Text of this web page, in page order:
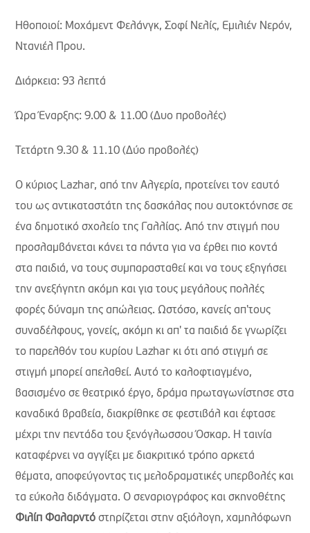
Ηθοποιοί: Μοχάμεντ Φελάνγκ, Σοφί Νελίς, Εμιλιέν Νερόν,
Ντανιέλ Πρου.
Διάρκεια: 93 λεπτά
Ώρα Έναρξης: 9.00 & 11.00 (Δυο προβολές)
Τετάρτη 9.30 & 11.10 (Δύο προβολές)
O κύριος Lazhar, από την Αλγερία, προτείνει τον εαυτό
του ως αντικαταστάτη της δασκάλας που αυτοκτόνησε σε
ένα δημοτικό σχολείο της Γαλλίας. Από την στιγμή που
προσλαμβάνεται κάνει τα πάντα για να έρθει πιο κοντά
στα παιδιά, να τους συμπαρασταθεί και να τους εξηγήσει
την ανεξήγητη ακόμη και για τους μεγάλους πολλές
φορές δύναμη της απώλειας. Ωστόσο, κανείς απ'τους
συναδέλφους, γονείς, ακόμη κι απ' τα παιδιά δε γνωρίζει
το παρελθόν του κυρίου Lazhar κι ότι από στιγμή σε
στιγμή μπορεί απελαθεί. Αυτό το καλοφτιαγμένο,
βασισμένο σε θεατρικό έργο, δράμα πρωταγωνίστησε στα
καναδικά βραβεία, διακρίθηκε σε φεστιβάλ και έφτασε
μέχρι την πεντάδα του ξενόγλωσσου Όσκαρ. Η ταινία
καταφέρνει να αγγίξει με διακριτικό τρόπο αρκετά
θέματα, αποφεύγοντας τις μελοδραματικές υπερβολές και
τα εύκολα διδάγματα. Ο σεναριογράφος και σκηνοθέτης
Φιλίπ Φαλαρντό στηρίζεται στην αξιόλογη, χαμηλόφωνη